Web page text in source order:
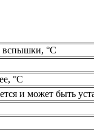
вспышки, °С
°С
и может быть